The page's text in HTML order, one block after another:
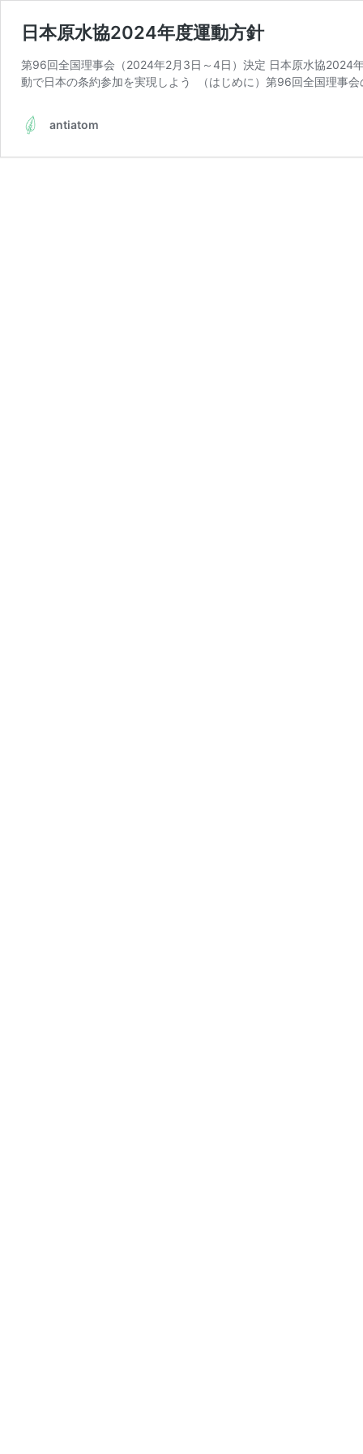
日本原水協2024年度運動方針
第96回全国理事会（2024年2月3日～4日）決定 日本原水協2024
動で日本の条約参加を実現しよう （はじめに）第96回全国理事
antiatom